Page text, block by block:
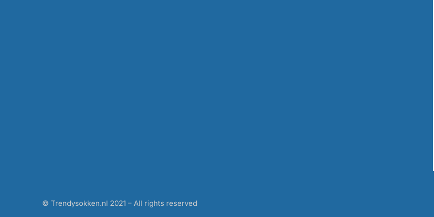
© Trendysokken.nl 2021 – All rights reserved